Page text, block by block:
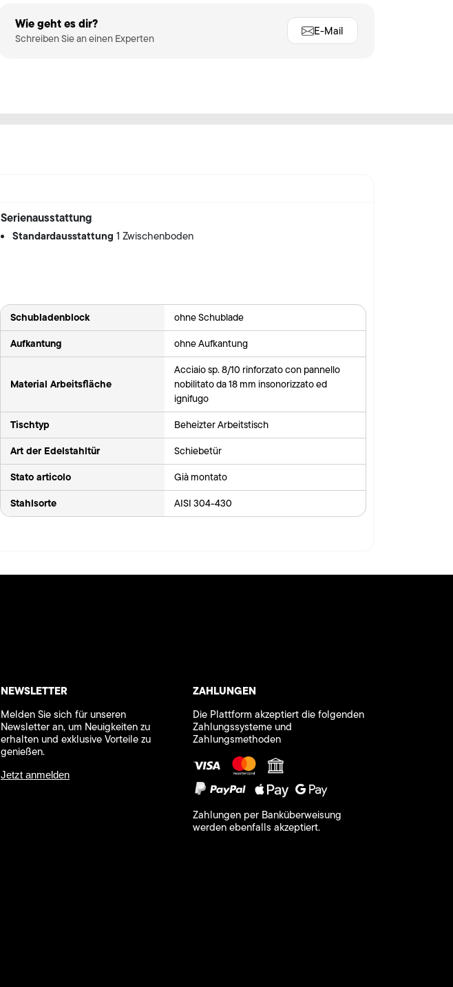
Wie geht es dir?
Schreiben Sie an einen Experten
E-Mail
Serienausstattung
Standardausstattung1 Zwischenboden
Schubladenblock ohne Schublade
Aufkantung ohne Aufkantung
Material Arbeitsfläche
Acciaio sp. 8/10 rinforzato con pannello
nobilitato da 18 mm insonorizzato ed
ignifugo
Tischtyp Beheizter Arbeitstisch
Art der Edelstahltür Schiebetür
Stato articolo Già montato
Stahlsorte AISI 304-430
NEWSLETTER
Melden Sie sich für unseren
Newsletter an, um Neuigkeiten zu
erhalten und exklusive Vorteile zu
genießen.
Jetzt anmelden
ZAHLUNGEN
Die Plattform akzeptiert die folgenden
Zahlungssysteme und
Zahlungsmethoden
Zahlungen per Banküberweisung
werden ebenfalls akzeptiert.